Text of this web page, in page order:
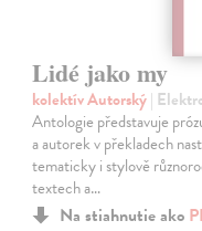
Lidé jako my
kolektív Autorský|
Antologie představuje
a autorek v překladech
tematicky i stylově
textech a…
Na stiahnutie ako